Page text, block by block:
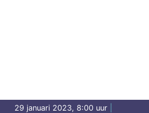
29 januari 2023, 8:00 uur